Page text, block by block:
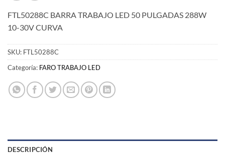
FTL50288C BARRA TRABAJO LED 50 PULGADAS 288W
10-30V CURVA
SKU: FTL50288C
Categoría: FARO TRABAJO LED
DESCRIPCIÓN